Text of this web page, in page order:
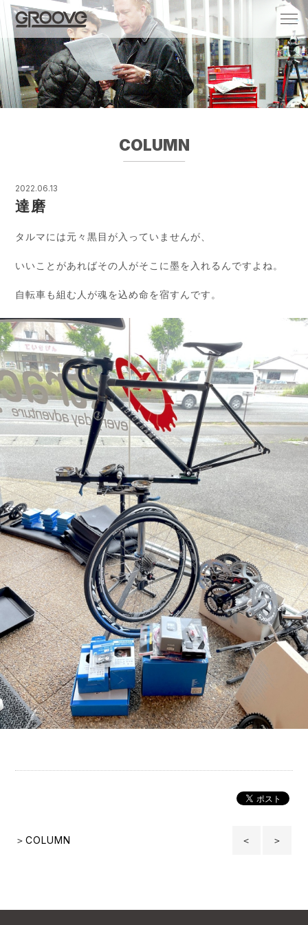
Groove 自転車 カフェ 輸入車・国産車のチ
ューニング/販売
COLUMN
2022.06.13
達磨
タルマには元々黒目が入っていませんが、
いいことがあればその人がそこに墨を入れるんですよね。
自転車も組む人が魂を込め命を宿すんです。
＞COLUMN ＜ ＞